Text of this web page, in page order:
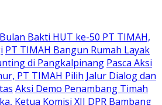
Bakti HUT ke-50 PT TIMAH,
PT TIMAH Bangun Rumah Layak
di Pangkalpinang Pasca Aksi
PT TIMAH Pilih Jalur Dialog dan
Aksi Demo Penambang Timah
Ketua Komisi XII DPR Bambang